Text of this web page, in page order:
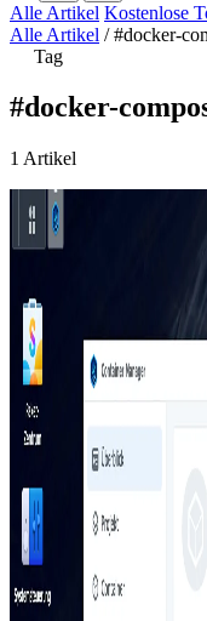
Alle Artikel Kostenlose
Alle Artikel / #docker-
Tag
#docker-
1 Artikel